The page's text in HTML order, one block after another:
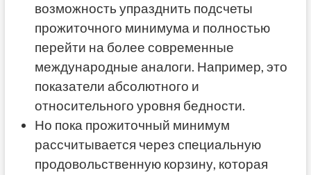
возможность упразднить подсчеты
прожиточного минимума и полностью
перейти на более современные
международные аналоги. Например, это
показатели абсолютного и
относительного уровня бедности.
Но пока прожиточный минимум
рассчитывается через специальную
продовольственную корзину, которая